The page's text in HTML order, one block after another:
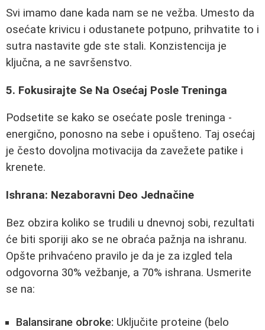
Svi imamo dane kada nam se ne vežba. Umesto da
osećate krivicu i odustanete potpuno, prihvatite to i
sutra nastavite gde ste stali. Konzistencija je
ključna, a ne savršenstvo.
5. Fokusirajte Se Na Osećaj Posle Treninga
Podsetite se kako se osećate posle treninga -
energično, ponosno na sebe i opušteno. Taj osećaj
je često dovoljna motivacija da zavežete patike i
krenete.
Ishrana: Nezaboravni Deo Jednačine
Bez obzira koliko se trudili u dnevnoj sobi, rezultati
će biti sporiji ako se ne obraća pažnja na ishranu.
Opšte prihvaćeno pravilo je da je za izgled tela
odgovorna 30% vežbanje, a 70% ishrana. Usmerite
se na:
Balansirane obroke: Uključite proteine (belo